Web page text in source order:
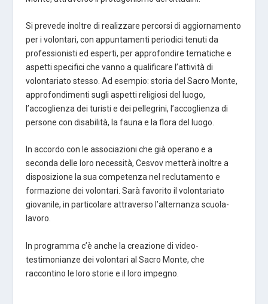
Si prevede inoltre di realizzare percorsi di aggiornamento
per i volontari, con appuntamenti periodici tenuti da
professionisti ed esperti, per approfondire tematiche e
aspetti specifici che vanno a qualificare l’attività di
volontariato stesso. Ad esempio: storia del Sacro Monte,
approfondimenti sugli aspetti religiosi del luogo,
l’accoglienza dei turisti e dei pellegrini, l’accoglienza di
persone con disabilità, la fauna e la flora del luogo.
In accordo con le associazioni che già operano e a
seconda delle loro necessità, Cesvov metterà inoltre a
disposizione la sua competenza nel reclutamento e
formazione dei volontari. Sarà favorito il volontariato
giovanile, in particolare attraverso l’alternanza scuola-
lavoro.
In programma c’è anche la creazione di video-
testimonianze dei volontari al Sacro Monte, che
raccontino le loro storie e il loro impegno.